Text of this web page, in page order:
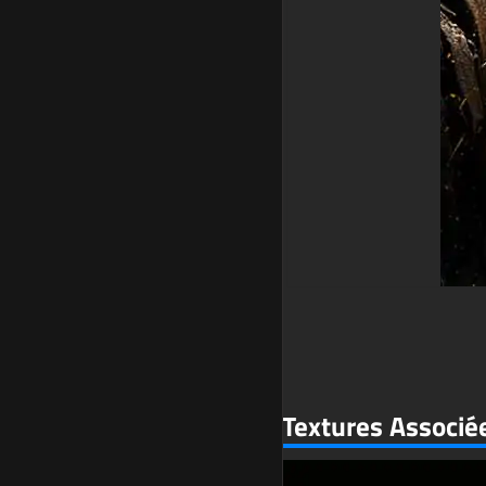
Textures